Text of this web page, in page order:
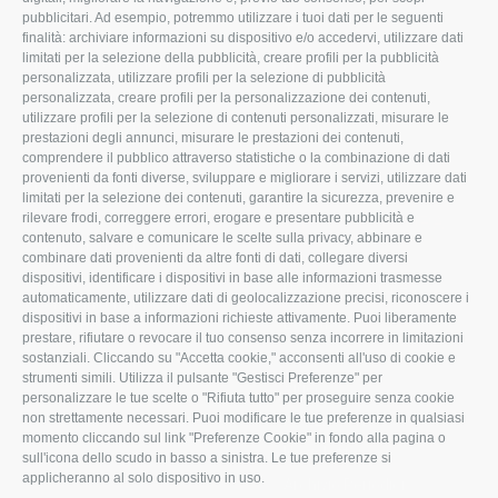
pubblicitari. Ad esempio, potremmo utilizzare i tuoi dati per le seguenti
finalità: archiviare informazioni su dispositivo e/o accedervi, utilizzare dati
limitati per la selezione della pubblicità, creare profili per la pubblicità
personalizzata, utilizzare profili per la selezione di pubblicità
personalizzata, creare profili per la personalizzazione dei contenuti,
utilizzare profili per la selezione di contenuti personalizzati, misurare le
prestazioni degli annunci, misurare le prestazioni dei contenuti,
comprendere il pubblico attraverso statistiche o la combinazione di dati
provenienti da fonti diverse, sviluppare e migliorare i servizi, utilizzare dati
limitati per la selezione dei contenuti, garantire la sicurezza, prevenire e
rilevare frodi, correggere errori, erogare e presentare pubblicità e
contenuto, salvare e comunicare le scelte sulla privacy, abbinare e
combinare dati provenienti da altre fonti di dati, collegare diversi
dispositivi, identificare i dispositivi in base alle informazioni trasmesse
automaticamente, utilizzare dati di geolocalizzazione precisi, riconoscere i
dispositivi in base a informazioni richieste attivamente. Puoi liberamente
prestare, rifiutare o revocare il tuo consenso senza incorrere in limitazioni
sostanziali. Cliccando su "Accetta cookie," acconsenti all'uso di cookie e
strumenti simili. Utilizza il pulsante "Gestisci Preferenze" per
personalizzare le tue scelte o "Rifiuta tutto" per proseguire senza cookie
non strettamente necessari. Puoi modificare le tue preferenze in qualsiasi
momento cliccando sul link "Preferenze Cookie" in fondo alla pagina o
sull'icona dello scudo in basso a sinistra. Le tue preferenze si
applicheranno al solo dispositivo in uso.
L'Associazione
Missione e Progetto
Organigramma aziendale
I Nostri Servizi
Uffici della Sede
provinciale
Le Sedi di Zona
Agricoltori S.r.l.
Whistleblowing
Confagricoltura Rovigo e
Agricoltori srl
Tecnico
Fiscale
Lavoro
Ambiente
Associazione
CONFAGRICOLTURA
ATTIVA
Notizie in evidenza
Eventi
Comunicati Stampa
Video
Iscrizione Newsletter
Newsletter